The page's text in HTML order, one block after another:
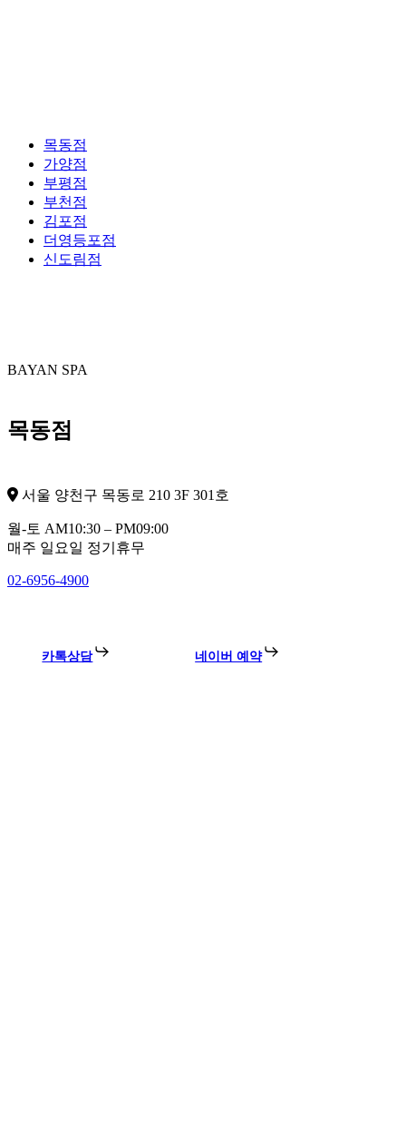
목동점
가양점
부평점
부천점
김포점
더영등포점
신도림점
BAYAN SPA
목동점
서울 양천구 목동로 210 3F 301호
월-토 AM10:30 – PM09:00
매주 일요일 정기휴무
02-6956-4900
카톡상담 네이버 예약